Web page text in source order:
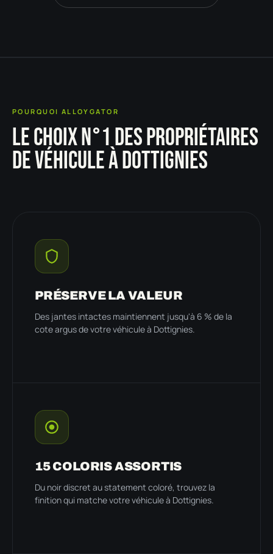
POURQUOI ALLOYGATOR
LE CHOIX N°1 DES PROPRIÉTAIRES
DE VÉHICULE À DOTTIGNIES
PRÉSERVE LA VALEUR
Des jantes intactes maintiennent jusqu'à 6 % de la
cote argus de votre véhicule à Dottignies.
15 COLORIS ASSORTIS
Du noir discret au statement coloré, trouvez la
finition qui matche votre véhicule à Dottignies.